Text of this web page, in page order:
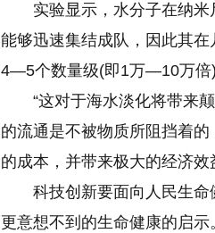
实验显示，水分子在纳米
能够迅速集结成队，因此其
4—5个数量级(即1万—10万倍)
“这对于海水淡化将带来
的流通是不被物质所阻挡着
的成本，并带来极大的经济效
科技创新要面向人民生
更意想不到的生命健康的启示